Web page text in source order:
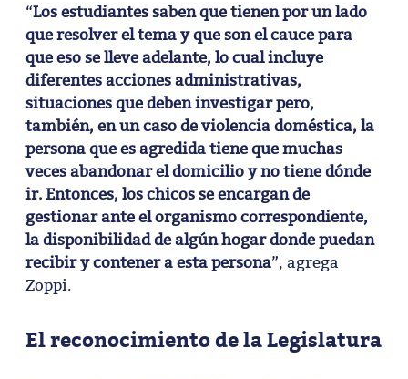
“Los estudiantes saben que tienen por un lado
que resolver el tema y que son el cauce para
que eso se lleve adelante, lo cual incluye
diferentes acciones administrativas,
situaciones que deben investigar pero,
también, en un caso de violencia doméstica, la
persona que es agredida tiene que muchas
veces abandonar el domicilio y no tiene dónde
ir. Entonces, los chicos se encargan de
gestionar ante el organismo correspondiente,
la disponibilidad de algún hogar donde puedan
recibir y contener a esta persona”, agrega
Zoppi.
El reconocimiento de la Legislatura